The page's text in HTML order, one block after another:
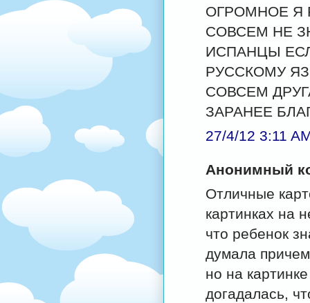
ОГРОМНОЕ Я
СОВСЕМ НЕ
ИСПАНЦЫ
РУССКОМУ
СОВСЕМ
ЗАРАНЕЕ
27/4/12 3:11
Анонимный
Отличные
картинках на
что ребенок
думала
но на
догадалась,